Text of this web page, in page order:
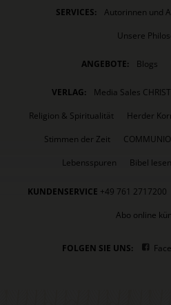
SERVICES: Autorinnen und
Unsere
ANGEBOTE: Blogs
VERLAG:
Media Sales
Religion & Spiritualität
Herder
Stimmen der Zeit
COMMUNIO
Lebensspuren
Bibel lesen
KUNDENSERVICE +49 761 2717200
Abo online
FOLGEN SIE UNS: